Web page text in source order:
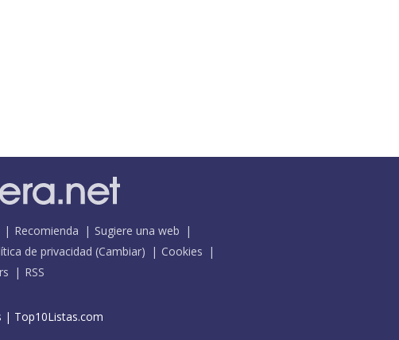
Recomienda
Sugiere una web
de privacidad (Cambiar)
Cookies
RSS
| Top10Listas.com